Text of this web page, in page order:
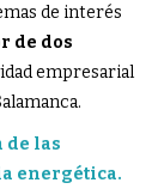
de interés
de dos
empresarial
de las
energética.